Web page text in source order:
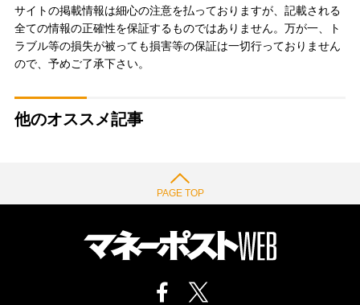
サイトの掲載情報は細心の注意を払っておりますが、記載される
全ての情報の正確性を保証するものではありません。万が一、ト
ラブル等の損失が被っても損害等の保証は一切行っておりません
ので、予めご了承下さい。
他のオススメ記事
PAGE TOP